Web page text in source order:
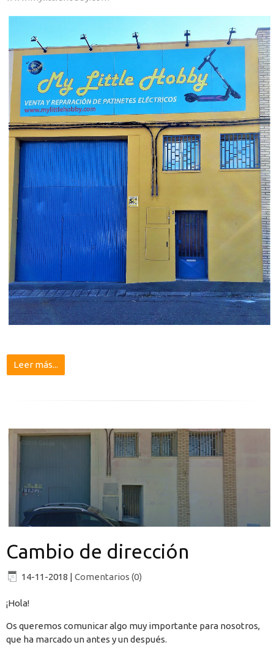
Leer más...
Cambio de dirección
14-11-2018 | Comentarios (0)
¡Hola!
Os queremos comunicar algo muy importante para nosotros,
que ha marcado un antes y un después.